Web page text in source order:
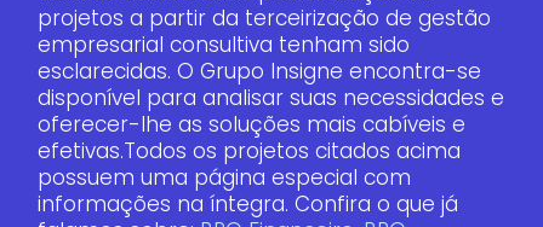
projetos a partir da terceirização de gestão
empresarial consultiva tenham sido
esclarecidas. O Grupo Insigne encontra-se
disponível para analisar suas necessidades e
oferecer-lhe as soluções mais cabíveis e
efetivas.Todos os projetos citados acima
possuem uma página especial com
informações na íntegra. Confira o que já